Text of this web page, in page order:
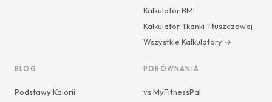
Kalkulator BMI
Kalkulator Tkanki Tłuszczowej
Wszystkie Kalkulatory →
BLOG
Podstawy Kalorii
PORÓWNANIA
vs MyFitnessPal